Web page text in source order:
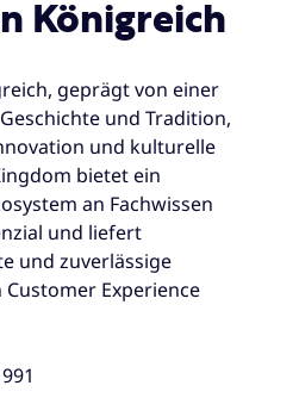
Königreich
geprägt von einer
und Tradition,
und kulturelle
bietet ein
an Fachwissen
und liefert
und zuverlässige
Experience